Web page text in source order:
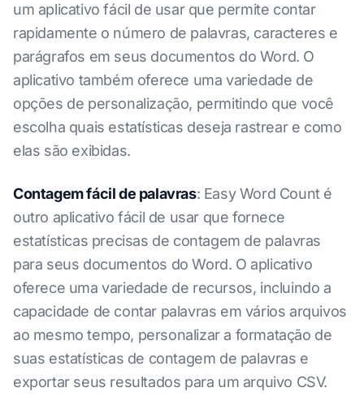
um aplicativo fácil de usar que permite contar
rapidamente o número de palavras, caracteres e
parágrafos em seus documentos do Word. O
aplicativo também oferece uma variedade de
opções de personalização, permitindo que você
escolha quais estatísticas deseja rastrear e como
elas são exibidas.
Contagem fácil de palavras: Easy Word Count é
outro aplicativo fácil de usar que fornece
estatísticas precisas de contagem de palavras
para seus documentos do Word. O aplicativo
oferece uma variedade de recursos, incluindo a
capacidade de contar palavras em vários arquivos
ao mesmo tempo, personalizar a formatação de
suas estatísticas de contagem de palavras e
exportar seus resultados para um arquivo CSV.